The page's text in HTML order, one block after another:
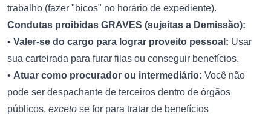
trabalho (fazer "bicos" no horário de expediente).
Condutas proibidas GRAVES (sujeitas a Demissão):
• Valer-se do cargo para lograr proveito pessoal: Usar
sua carteirada para furar filas ou conseguir benefícios.
• Atuar como procurador ou intermediário: Você não
pode ser despachante de terceiros dentro de órgãos
públicos, exceto se for para tratar de benefícios